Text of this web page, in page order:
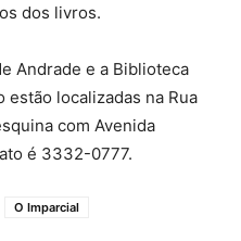
dos livros.
Andrade e a Biblioteca
localizadas na Rua
com Avenida
é 3332-0777.
O Imparcial